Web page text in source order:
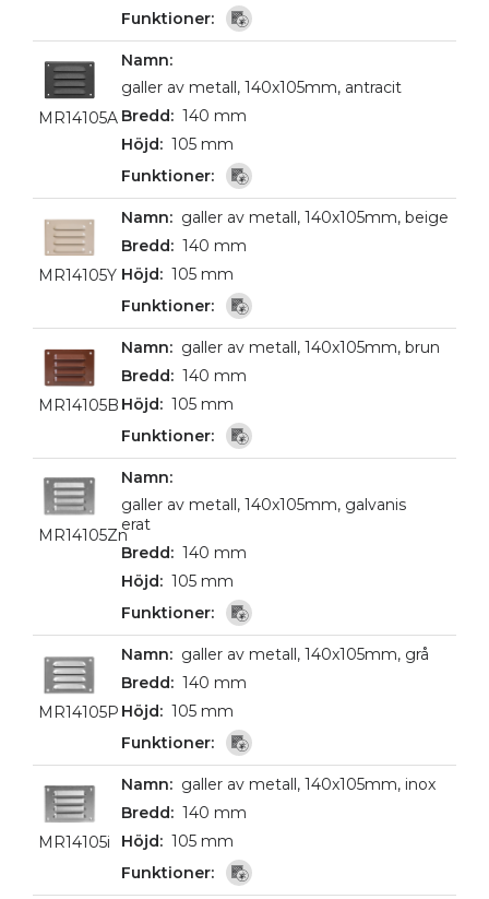
MR14105A
galler av metall, 140x105mm, antracit
140 mm
105 mm
MR14105Y
galler av metall, 140x105mm, beige
140 mm
105 mm
MR14105B
galler av metall, 140x105mm, brun
140 mm
105 mm
MR14105Zn
galler av metall, 140x105mm, galvanis
erat
140 mm
105 mm
MR14105P
galler av metall, 140x105mm, grå
140 mm
105 mm
MR14105i
galler av metall, 140x105mm, inox
140 mm
105 mm